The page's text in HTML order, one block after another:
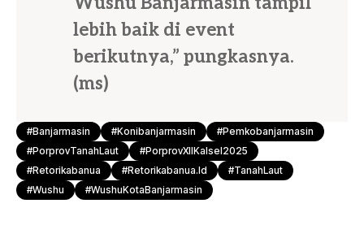
lebih baik di event
berikutnya,” pungkasnya.
(ms)
#Banjarmasin #konibanjarmasin
#pemkobanjarmasin
#PorprovTanahLaut
#PorprovXIIKalsel2025
#retorikabanua
#retorikabanua.id
#TanahLaut
#Wushu
#WushuKotaBanjarmasin